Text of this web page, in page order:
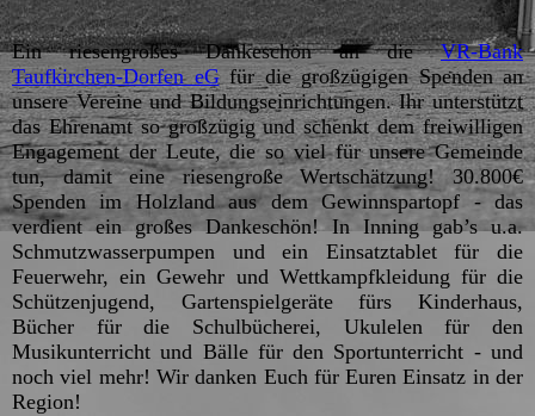
Ein riesengroßes Dankeschön an dieVR-Bank
Taufkirchen-Dorfen eGfür die großzügigen Spenden an
unsere Vereine und Bildungseinrichtungen. Ihr unterstützt
das Ehrenamt so großzügig und schenkt dem freiwilligen
Engagement der Leute, die so viel für unsere Gemeinde
tun, damit eine riesengroße Wertschätzung! 30.800€
Spenden im Holzland aus dem Gewinnspartopf - das
verdient ein großes Dankeschön! In Inning gab’s u.a.
Schmutzwasserpumpen und ein Einsatztablet für die
Feuerwehr, ein Gewehr und Wettkampfkleidung für die
Schützenjugend, Gartenspielgeräte fürs Kinderhaus,
Bücher für die Schulbücherei, Ukulelen für den
Musikunterricht und Bälle für den Sportunterricht - und
noch viel mehr! Wir danken Euch für Euren Einsatz in der
Region!